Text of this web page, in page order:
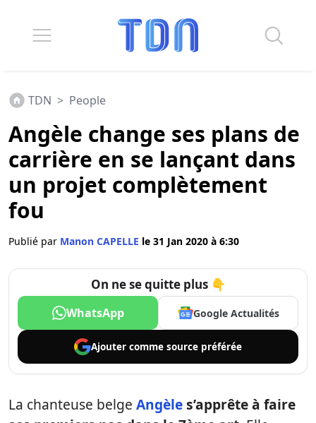
TDN > People
Angèle change ses plans de
carrière en se lançant dans
un projet complètement
fou
Publié par Manon CAPELLE le 31 Jan 2020 à 6:30
On ne se quitte plus 👇
WhatsApp Google Actualités
Ajouter comme source préférée
La chanteuse belge Angèles’apprête à faire